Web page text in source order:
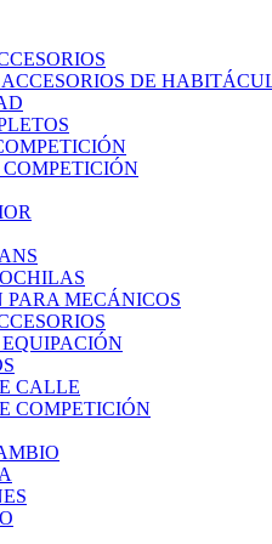
DE
PARA MECÁNICOS
CALLE
COMPETICIÓN